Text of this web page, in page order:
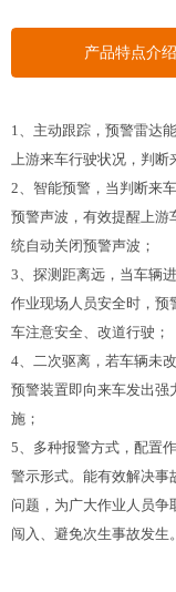
产品特点介绍
1、主动跟踪，预警雷达
上游来车行驶状况，判断
2、智能预警，当判断来
预警声波，有效提醒上游
统自动关闭预警声波；
3、探测距离远，当车辆
作业现场人员安全时，预
车注意安全、改道行驶；
4、二次驱离，若车辆未
预警装置即向来车发出强
施；
5、多种报警方式，配置
警示形式。能有效解决事
问题，为广大作业人员
闯入、避免次生事故发生。